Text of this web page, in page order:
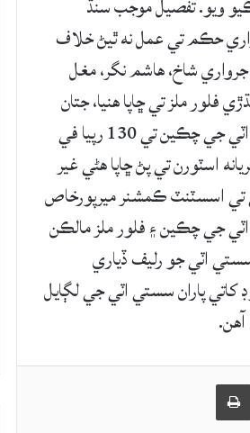
ويو. تفصيل موجب سنڌ
ڪلو اٽو وڪرو ڪرڻ واري حڪم تي عمل نه ٿيڻ خلاف
شاخ، هاشم نگر، مغل
فلور ملز تي ڇاپا هنيا، جتان
غير معياري اٽو هٿ اچڻ تي مٿن 50-50 هزار رپيا ڏنڊ هنيو ويو. اهڙي طرح اٽي جي چڪين تي 130 رپيا في
اسٽورن تي پڻ ڇاپا هڻي غير
تي اسسٽنٽ ڪمشنر ميرپورخاص
جي چڪين ۽ فلور ملز مالڪن
اٽي جو رليف ڏياري
پاران سستي اٽي جي لڳايل
ذريعي